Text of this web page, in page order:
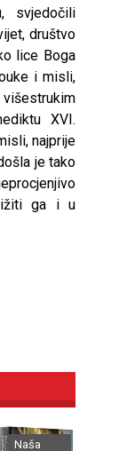
svjedočili
društvo
lice Boga
i misli,
višestrukim
XVI.
najprije
je tako
ga i u
Naša